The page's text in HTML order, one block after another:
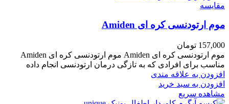
مقایسه
موم ارتودنسی کره ای Amiden
157,000 تومان
موم ارتودنسی کره ای Amiden موم ارتودنسی کره ای Amiden
مناسب برای افرادی که به تازگی درمان ارتودنسی انجام داده
افزودن به علاقه مندی
افزودن به سبد خرید
مشاهده سریع